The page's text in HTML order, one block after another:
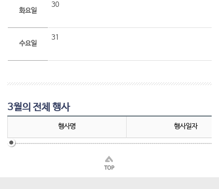
화요일
30
수요일
31
3월의 전체 행사
행사명 행사일자